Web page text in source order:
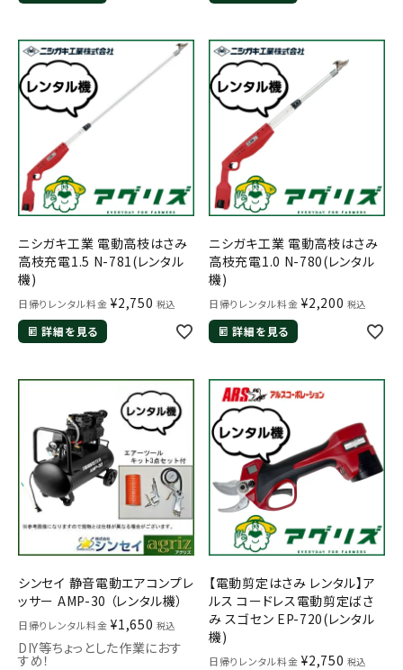
0739-72-4532 24時間受付
ニシガキ工業 電動高枝はさみ
高枝充電1.5 N-781(レンタル
機)
日帰りレンタル料金 ¥2,750 税込
詳細を見る
ニシガキ工業 電動高枝はさみ
高枝充電1.0 N-780(レンタル
機)
日帰りレンタル料金 ¥2,200 税込
詳細を見る
シンセイ 静音電動エアコンプレ
ッサー AMP-30 （レンタル機）
日帰りレンタル料金 ¥1,650 税込
DIY等ちょっとした作業におす
すめ！
【電動剪定はさみ レンタル】ア
ルス コードレス電動剪定ばさ
み スゴセン EP-720(レンタル
機)
日帰りレンタル料金 ¥2,750 税込